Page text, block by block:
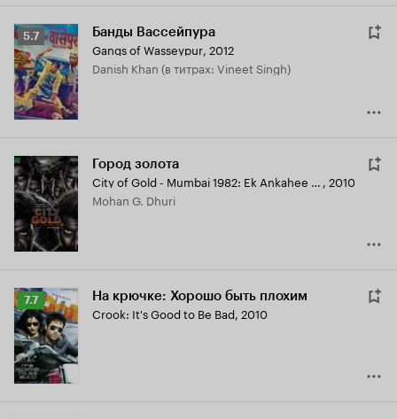
Рейтинг
Кинопоиска
5.7
5.7 Банды Вассейпура
Gangs of Wasseypur, 2012
Danish Khan (в титрах: Vineet Singh)
Город золота
City of Gold - Mumbai 1982: Ek Ankahee Kahani , 2010
Mohan G. Dhuri
Рейтинг
Кинопоиска
7.7
7.7 На крючке: Хорошо быть плохим
Crook: It's Good to Be Bad, 2010